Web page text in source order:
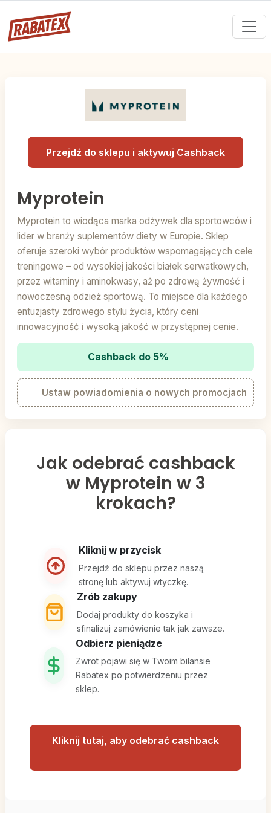
Przejdź do sklepu i aktywuj Cashback
Myprotein
Myprotein to wiodąca marka odżywek dla sportowców i
lider w branży suplementów diety w Europie. Sklep
oferuje szeroki wybór produktów wspomagających cele
treningowe – od wysokiej jakości białek serwatkowych,
przez witaminy i aminokwasy, aż po zdrową żywność i
nowoczesną odzież sportową. To miejsce dla każdego
entuzjasty zdrowego stylu życia, który ceni
innowacyjność i wysoką jakość w przystępnej cenie.
Cashback do 5%
Ustaw powiadomienia o nowych promocjach
Jak odebrać cashback
w Myprotein w 3
krokach?
Kliknij w przycisk
Przejdź do sklepu przez naszą
stronę lub aktywuj wtyczkę.
Zrób zakupy
Dodaj produkty do koszyka i
sfinalizuj zamówienie tak jak zawsze.
Odbierz pieniądze
Zwrot pojawi się w Twoim bilansie
Rabatex po potwierdzeniu przez
sklep.
Kliknij tutaj, aby odebrać cashback